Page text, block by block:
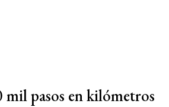
mil pasos en kilómetros